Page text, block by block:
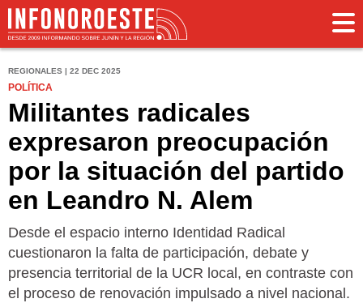
REGIONALES | 22 DEC 2025
POLÍTICA
Militantes radicales
expresaron preocupación
por la situación del partido
en Leandro N. Alem
Desde el espacio interno Identidad Radical
cuestionaron la falta de participación, debate y
presencia territorial de la UCR local, en contraste con
el proceso de renovación impulsado a nivel nacional.